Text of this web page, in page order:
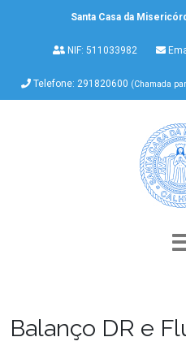
Santa Casa da
NIF: 511033982
Telefone: 291820600 (Chamada
Balanço DR e